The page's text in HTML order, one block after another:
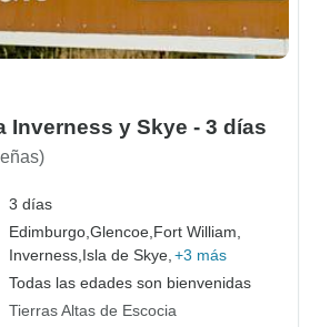
Inverness y Skye - 3 días
3 días
Edimburgo,Glencoe, Fort William,
Inverness, Isla de Skye, +3 más
Todas las edades son bienvenidas
Tierras Altas de Escocia